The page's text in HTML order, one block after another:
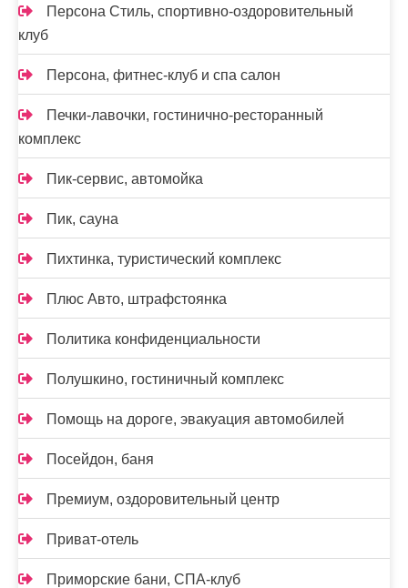
Персона Стиль, спортивно-оздоровительный
клуб
Персона, фитнес-клуб и спа салон
Печки-лавочки, гостинично-ресторанный
комплекс
Пик-сервис, автомойка
Пик, сауна
Пихтинка, туристический комплекс
Плюс Авто, штрафстоянка
Политика конфиденциальности
Полушкино, гостиничный комплекс
Помощь на дороге, эвакуация автомобилей
Посейдон, баня
Премиум, оздоровительный центр
Приват-отель
Приморские бани, СПА-клуб